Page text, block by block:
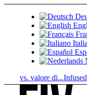
vs. valore di...Infused